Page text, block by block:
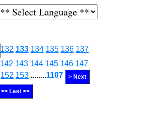
132 133 134 135 136 137
142 143 144 145 146 147
152 153 ........1107 > Next
>> Last >>